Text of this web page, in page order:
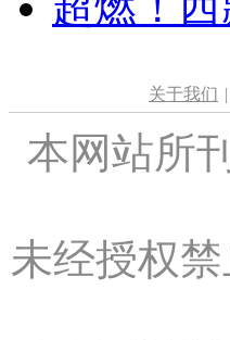
关于我们 |
本网站所
未经授权